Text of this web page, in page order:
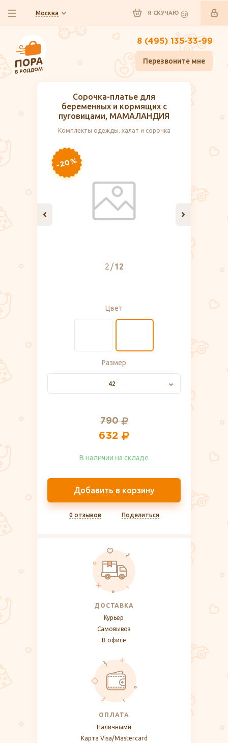
Москва Я СКУЧАЮ
8 (495) 135-33-99
Перезвоните мне
Сорочка-платье для
беременных и кормящих с
пуговицами, МАМАЛАНДИЯ
Комплекты одежды, халат и сорочка
-20%
2 12
Цвет
Размер
42
790
632
В наличии на складе​
Добавить в корзину
0 отзывов Поделиться
ДОСТАВКА
Курьер
Самовывоз
В офисе
ОПЛАТА
Наличными
Карта Visa/Mastercard